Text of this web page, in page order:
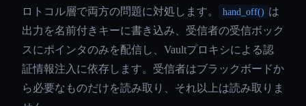
ロトコル層で両方の問題に対処します。
hand_off() は
出力を名前付きキーに書き込み、受信者の受信ボック
スにポインタのみを配信し、Vaultプロキシによる認
証情報注入に依存します。受信者はブラックボードか
ら必要なものだけを読み取り、それ以上は読み取りま